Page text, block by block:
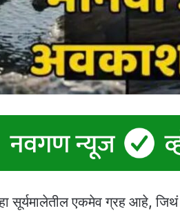
सूर्यमालेतील एकमेव ग्रह आहे,